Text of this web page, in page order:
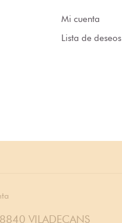
Mi cuenta
Lista de deseos
VILADECANS